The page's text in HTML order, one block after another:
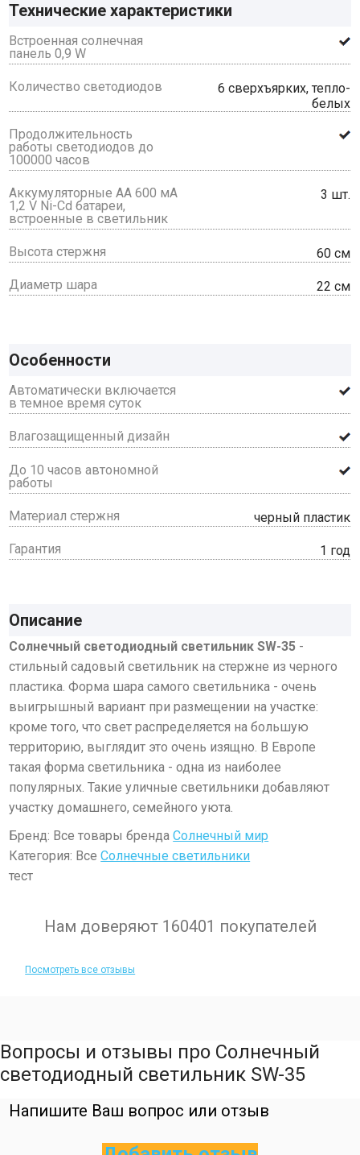
Технические характеристики
Встроенная солнечная
панель 0,9 W
Количество светодиодов
6 сверхъярких, тепло-
белых
Продолжительность
работы светодиодов до
100000 часов
Аккумуляторные AA 600 мА
1,2 V Ni-Cd батареи,
встроенные в светильник
3 шт.
Высота стержня 60 см
Диаметр шара 22 см
Особенности
Автоматически включается
в темное время суток
Влагозащищенный дизайн
До 10 часов автономной
работы
Материал стержня черный пластик
Гарантия 1 год
Описание
Солнечный светодиодный светильник SW-35 -
стильный садовый светильник на стержне из черного
пластика. Форма шара самого светильника - очень
выигрышный вариант при размещении на участке:
кроме того, что свет распределяется на большую
территорию, выглядит это очень изящно. В Европе
такая форма светильника - одна из наиболее
популярных. Такие уличные светильники добавляют
участку домашнего, семейного уюта.
Бренд: Все товары брендаСолнечный мир
Категория: ВсеСолнечные светильники
тест
Нам доверяют 160401 покупателей
Посмотреть все отзывы
Вопросы и отзывы про Солнечный
светодиодный светильник SW-35
Напишите Ваш вопрос или отзыв